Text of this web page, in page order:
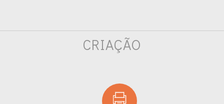
CRIAÇÃO